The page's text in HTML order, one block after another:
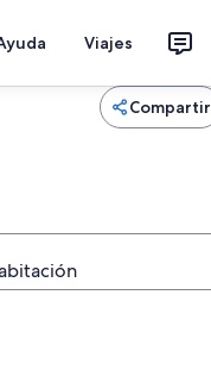
Viajes
Compartir